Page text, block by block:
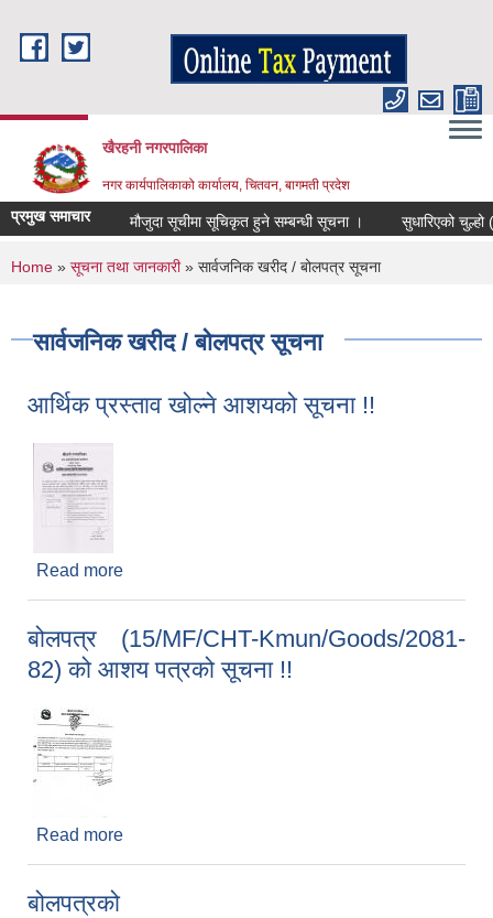
खैरहनी नगरपालिका
नगर कार्यपालिकाको कार्यालय, चितवन, बागमती प्रदेश
प्रमुख समाचार मौजुदा सूचीमा सूचिकृत हुने सम्बन्धी सूचना । सुधारिएको चुल्हो
You are here
Home » सूचना तथा जानकारी» सार्वजनिक खरीद / बोलपत्र सूचना
सार्वजनिक खरीद / बोलपत्र सूचना
आर्थिक प्रस्ताव खोल्ने आशयको सूचना !!
Read more
बोलपत्र (15/MF/CHT-Kmun/Goods/2081-
82) को आशय पत्रको सूचना !!
Read more
बोलपत्रको